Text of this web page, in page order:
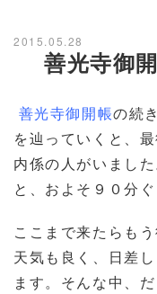
2015.05.28
善光寺御
善光寺御開帳の続
を辿っていくと、
内係の人がいまし
と、およそ９０分
ここまで来たらも
天気も良く、日差
ます。そんな中、